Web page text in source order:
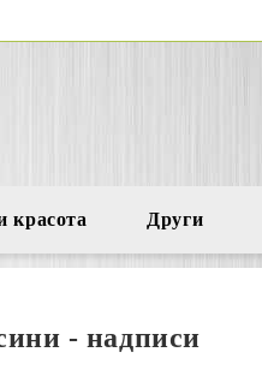
красота Други
- надписи